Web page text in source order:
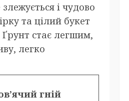
і чудово
та цілий букет
Ґрунт стає легшим,
легко
гній